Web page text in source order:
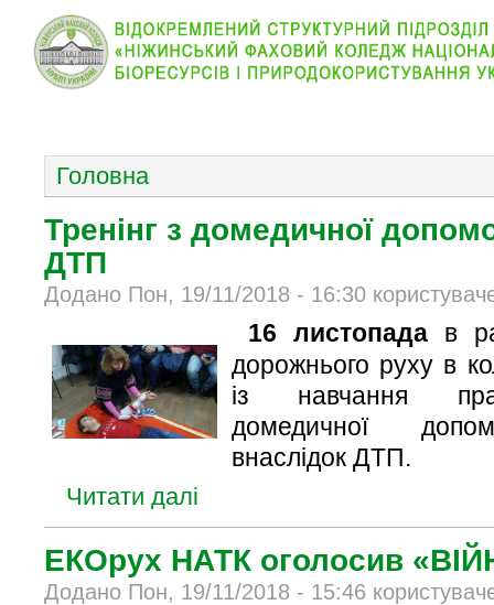
Головна
Тренінг з домедичної
ДТП
Додано Пон, 19/11/2018 - 16:30
16 листопада в
дорожнього руху в
із навчання
домедичної
внаслідок ДТП.
Читати далі
ЕКОрух НАТК оголосив
Додано Пон, 19/11/2018 - 15:46